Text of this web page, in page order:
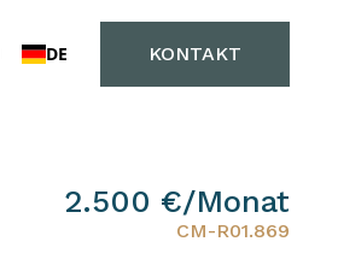
DE KONTAKT
2.500 €/Monat
CM-R01.869